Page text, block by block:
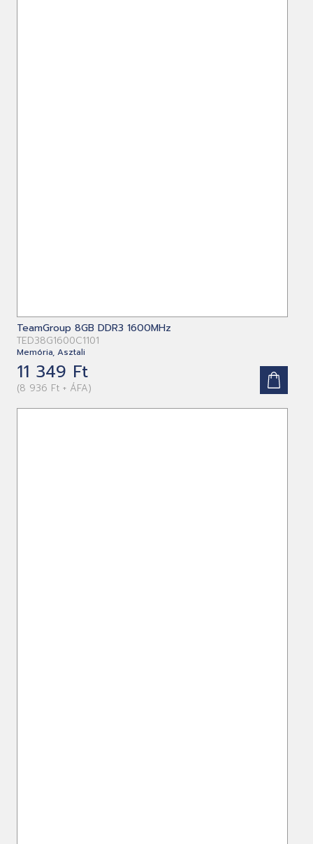
TeamGroup 8GB DDR3 1600MHz
TED38G1600C1101
Memória, Asztali
11 349 Ft
(8 936 Ft + ÁFA)